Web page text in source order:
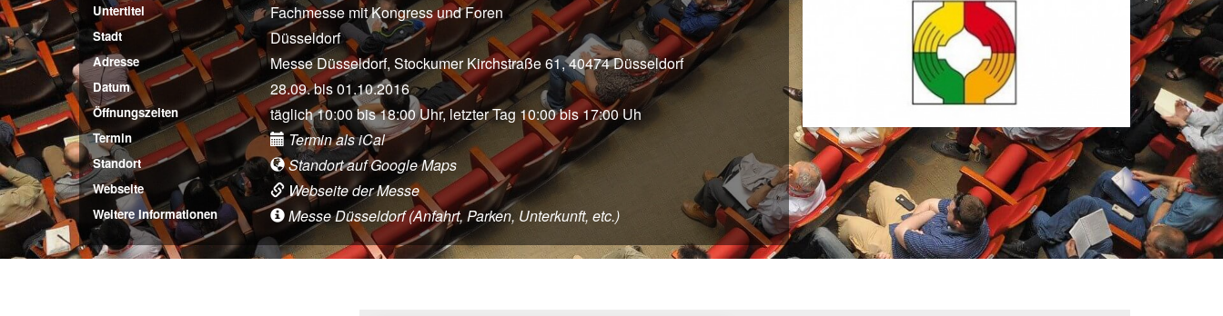
Untertitel Fachmesse mit Kongress und Foren
Stadt Düsseldorf
Adresse Messe Düsseldorf, Stockumer Kirchstraße 61, 40474 Düsseldorf
Datum 28.09. bis 01.10.2016
Öffnungszeiten täglich 10:00 bis 18:00 Uhr, letzter Tag 10:00 bis 17:00 Uh
Termin Termin als iCal
Standort Standort auf Google Maps
Webseite Webseite der Messe
Weitere Informationen Messe Düsseldorf (Anfahrt, Parken, Unterkunft, etc.)